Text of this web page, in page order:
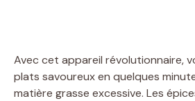
Avec cet appareil révolutionnaire,
plats savoureux en quelques
matière grasse excessive. Les